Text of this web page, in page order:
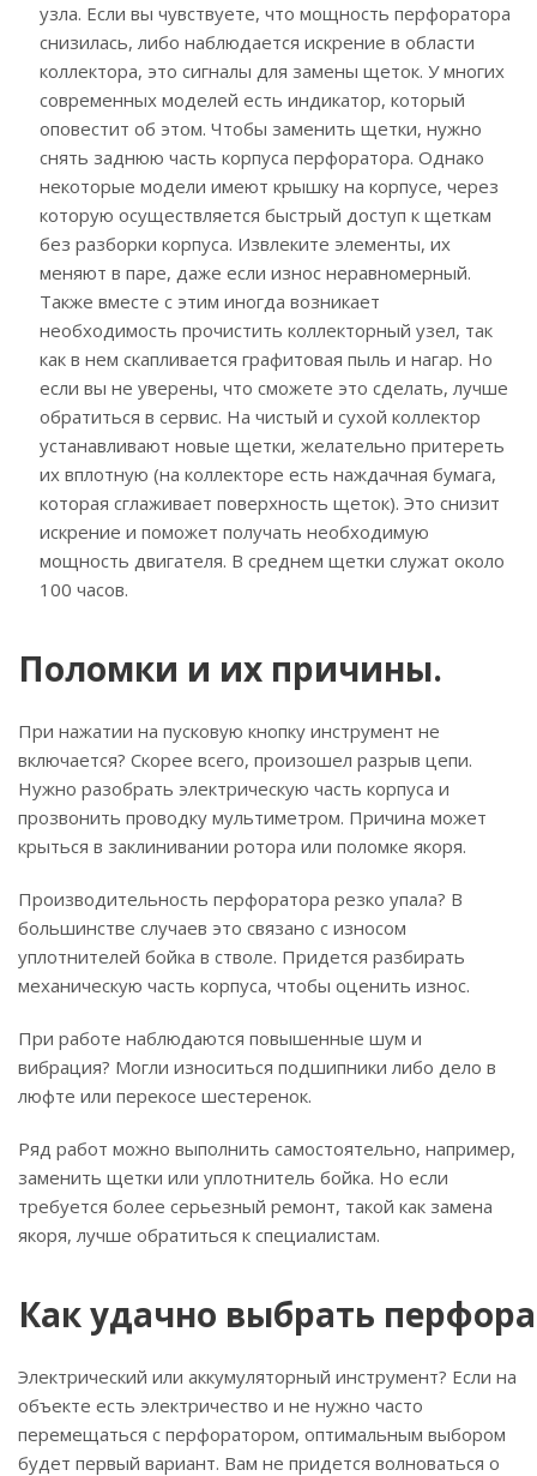
узла. Если вы чувствуете, что мощность перфоратора
снизилась, либо наблюдается искрение в области
коллектора, это сигналы для замены щеток. У многих
современных моделей есть индикатор, который
оповестит об этом. Чтобы заменить щетки, нужно
снять заднюю часть корпуса перфоратора. Однако
некоторые модели имеют крышку на корпусе, через
которую осуществляется быстрый доступ к щеткам
без разборки корпуса. Извлеките элементы, их
меняют в паре, даже если износ неравномерный.
Также вместе с этим иногда возникает
необходимость прочистить коллекторный узел, так
как в нем скапливается графитовая пыль и нагар. Но
если вы не уверены, что сможете это сделать, лучше
обратиться в сервис. На чистый и сухой коллектор
устанавливают новые щетки, желательно притереть
их вплотную (на коллекторе есть наждачная бумага,
которая сглаживает поверхность щеток). Это снизит
искрение и поможет получать необходимую
мощность двигателя. В среднем щетки служат около
100 часов.
Поломки и их причины.
При нажатии на пусковую кнопку инструмент не
включается? Скорее всего, произошел разрыв цепи.
Нужно разобрать электрическую часть корпуса и
прозвонить проводку мультиметром. Причина может
крыться в заклинивании ротора или поломке якоря.
Производительность перфоратора резко упала? В
большинстве случаев это связано с износом
уплотнителей бойка в стволе. Придется разбирать
механическую часть корпуса, чтобы оценить износ.
При работе наблюдаются повышенные шум и
вибрация? Могли износиться подшипники либо дело в
люфте или перекосе шестеренок.
Ряд работ можно выполнить самостоятельно, например,
заменить щетки или уплотнитель бойка. Но если
требуется более серьезный ремонт, такой как замена
якоря, лучше обратиться к специалистам.
Как удачно выбрать
Электрический или аккумуляторный инструмент? Если на
объекте есть электричество и не нужно часто
перемещаться с перфоратором, оптимальным выбором
будет первый вариант. Вам не придется волноваться о